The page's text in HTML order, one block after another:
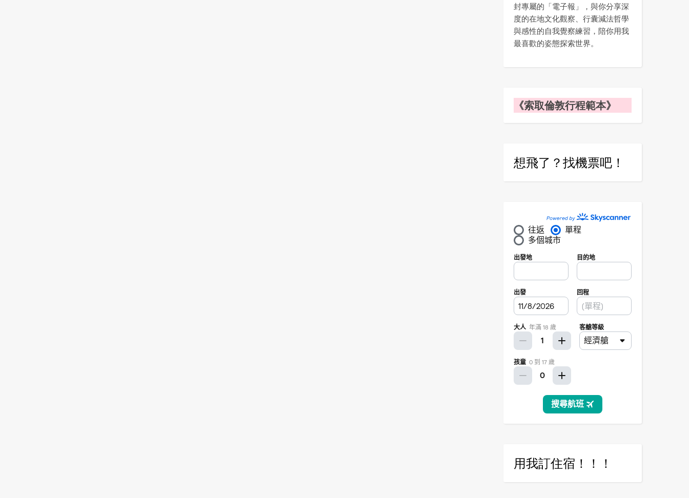
封專屬的「電子報」，與你分享深
度的在地文化觀察、行囊減法哲學
與感性的自我覺察練習，陪你用我
最喜歡的姿態探索世界。
《索取倫敦行程範本》
想飛了？找機票吧！
用我訂住宿！！！